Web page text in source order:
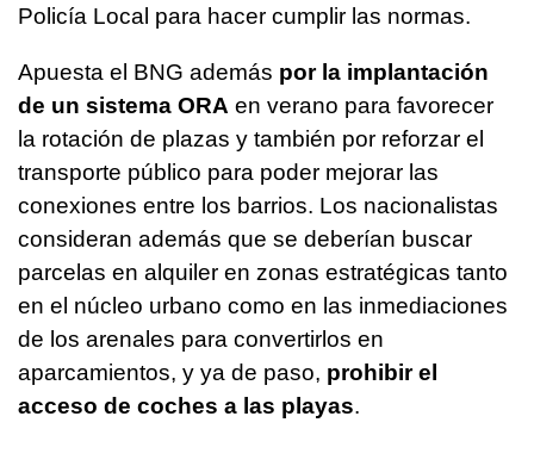
Policía Local para hacer cumplir las normas.
Apuesta el BNG además por la implantación
de un sistema ORA en verano para favorecer
la rotación de plazas y también por reforzar el
transporte público para poder mejorar las
conexiones entre los barrios. Los nacionalistas
consideran además que se deberían buscar
parcelas en alquiler en zonas estratégicas tanto
en el núcleo urbano como en las inmediaciones
de los arenales para convertirlos en
aparcamientos, y ya de paso, prohibir el
acceso de coches a las playas.